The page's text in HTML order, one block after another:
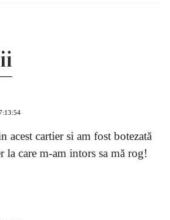
acest cartier si am fost botezată
la care m-am intors sa mă rog!